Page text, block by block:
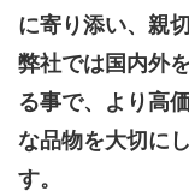
に寄り添い、親
弊社では国内外
る事で、より高
な品物を大切に
す。